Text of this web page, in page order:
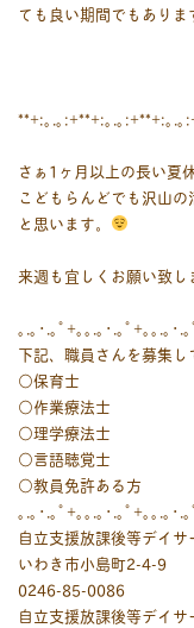
ても良い期間でもありま
**+:｡.｡:+**+:｡.｡:+**+:｡.｡
さぁ1ヶ月以上の長い夏
こどもらんどでも沢山
と思います。
来週も宜しくお願い致し
｡.｡･.｡ﾟ+｡｡.｡･.｡ﾟ+｡｡.｡･.
下記、職員さんを募集し
○保育士
○作業療法士
○理学療法士
○言語聴覚士
○教員免許ある方
｡.｡･.｡ﾟ+｡｡.｡･.｡ﾟ+｡｡.｡･.
自立支援放課後等デイ
いわき市小島町2-4-9
0246-85-0086
自立支援放課後等デイ